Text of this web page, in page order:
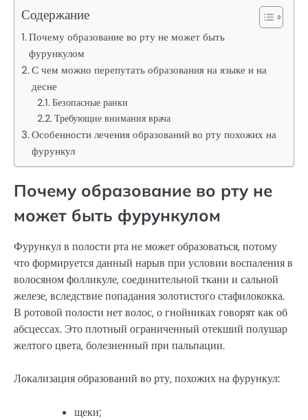
Содержание
Почему образование во рту не может быть
фурункулом
С чем можно перепутать образования на языке и на
десне
Безопасные ранки
Требующие внимания врача
Особенности лечения образований во рту похожих на
фурункул
Почему образование во рту не
может быть фурункулом
Фурункул в полости рта не может образоваться, потому
что формируется данный нарыв при условии воспаления в
волосяном фолликуле, соединительной ткани и сальной
железе, вследствие попадания золотистого стафилококка.
В ротовой полости нет волос, о гнойниках говорят как об
абсцессах. Это плотный ограниченный отекший полушар
желтого цвета, болезненный при пальпации.
Локализация образований во рту, похожих на фурункул:
щеки;